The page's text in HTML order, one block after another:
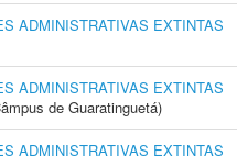
ADMINISTRATIVAS EXTINTAS
ADMINISTRATIVAS EXTINTAS
de Guaratinguetá)
ADMINISTRATIVAS EXTINTAS